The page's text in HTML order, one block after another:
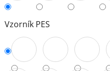
Vzorník PES